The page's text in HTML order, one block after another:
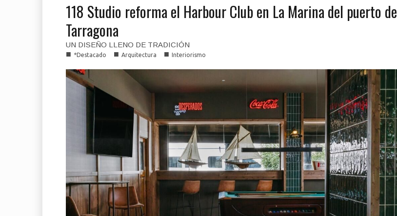
118 Studio reforma el Harbour Club en La Marina del puerto de
Tarragona
UN DISEÑO LLENO DE TRADICIÓN
■ *Destacado ■ Arquitectura ■ Interiorismo